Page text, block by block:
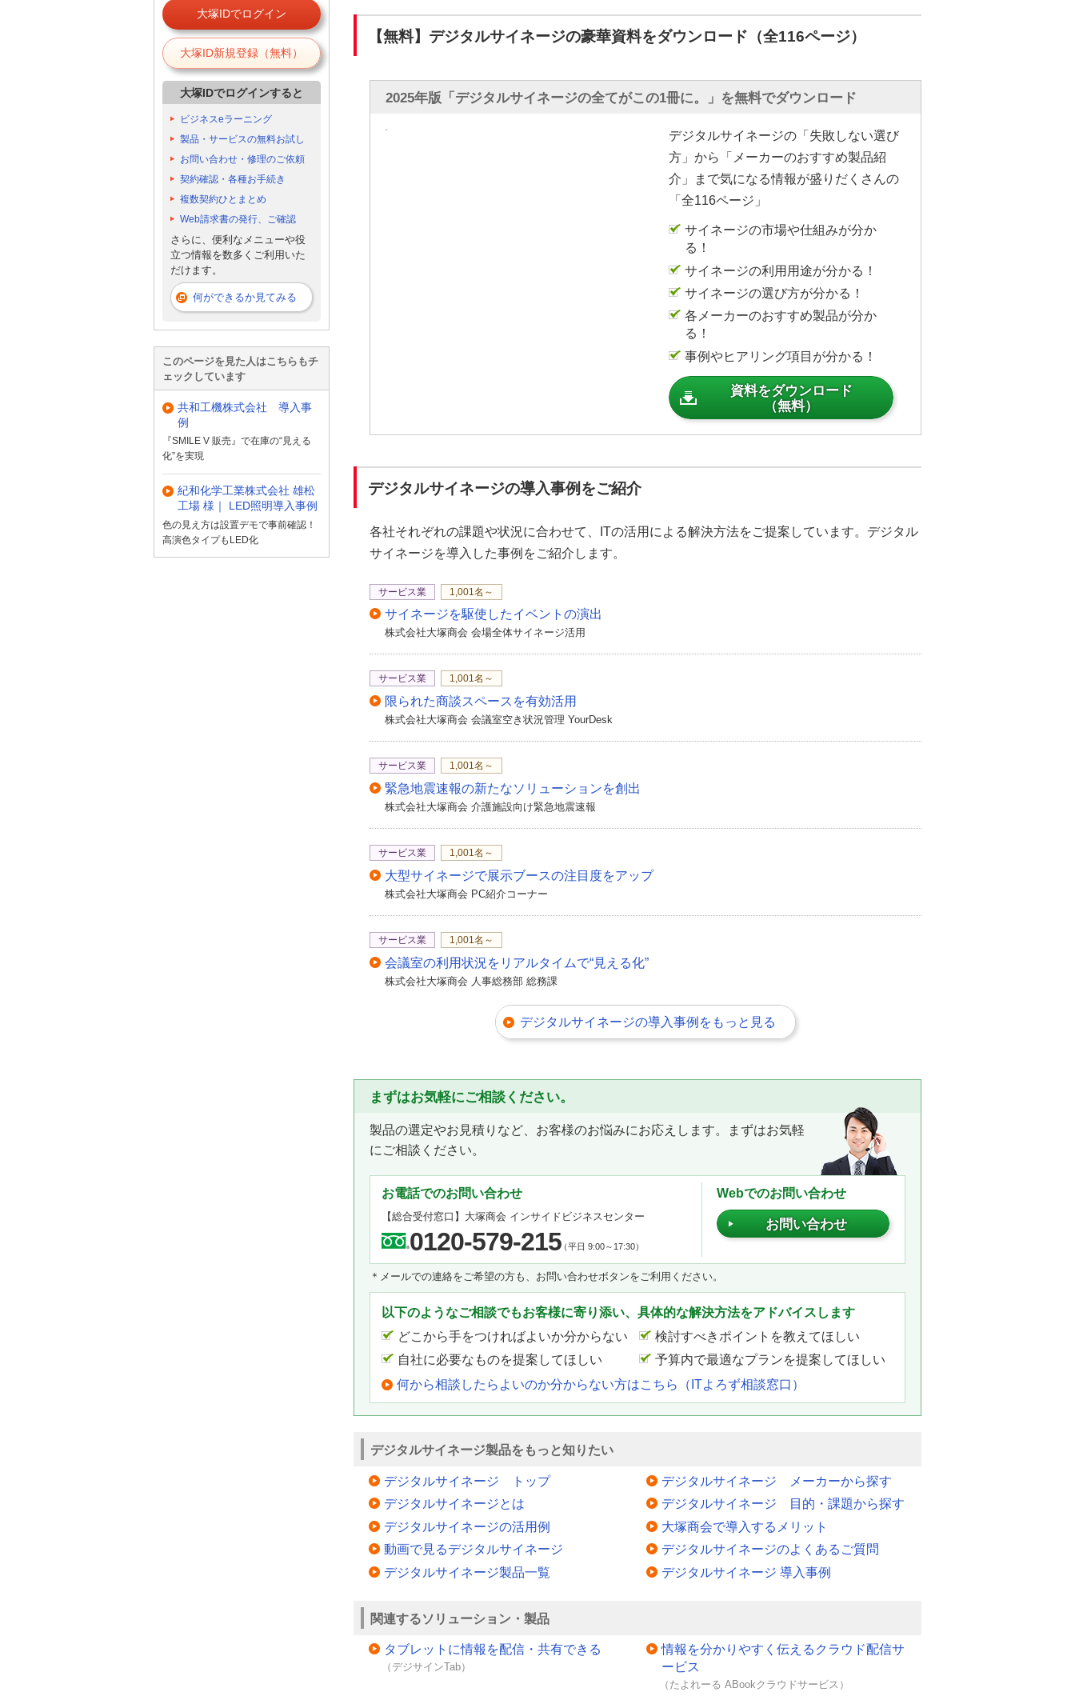
置」をはじめ、会場の設備などの案内を表示しています。
50インチディスプレイを4面接続してマルチディスプレイ
とし、約100インチの大画面を実現しています。
マルチディスプレイは、通常は対応する高価なディスプレ
イが必要です。サイネージとしてデータを出力する機材に
よって、安価な費用でマルチディスプレイが実現できま
マルチディスプレイでは表示データを、4面で一つの画
デジサインSTBX4は、マルチディスプレイ用にカスタマイ
ズされた商品です。この製品により安価にマルチディスプ
レイの環境を作成することができます。ビデオスイッチャ
ーなどの特別な機器は必要ありません。
展示会場に50インチ縦置きで天づり設置はインパクトがあ
ります。製品のキャッチコピーなどが少し遠目でも視認で
複数台のディスプレイにより来客者の認知度が上がりま
イントを自由に表示できます。
例はステージのセミナーの案内を一斉に配信しています。
この例ではディスプレイの裏側の天づり金具に取り付けて
います。配線なども見えてしまうので、収納ボックスにい
店舗ではスペースの問題も考慮して、可動式の縦置きディ
スプレイスタンドでアピールできます。紙のポスターと違
い、画面は明るく、複数枚のデザインやアニメーションな
店舗の入り口付近の体温測定機器、消毒液の設置場所など
を組み合わせ編集はパワーポイントで使っています。デジ
ことが可能です。
【無料】デジタルサイネージの豪華資料をダウンロード（全116ページ）
2025年版「デジタルサイネージの全てがこの1冊に。」を無料でダウンロード
デジタルサイネージの「失敗しない選び
方」から「メーカーのおすすめ製品紹
介」まで気になる情報が盛りだくさんの
「全116ページ」
サイネージの市場や仕組みが分か
る！
サイネージの利用用途が分かる！
サイネージの選び方が分かる！
各メーカーのおすすめ製品が分か
る！
事例やヒアリング項目が分かる！
資料をダウンロード
（無料）
デジタルサイネージの導入事例をご紹介
各社それぞれの課題や状況に合わせて、ITの活用による解決方法をご提案しています。デジタル
サイネージを導入した事例をご紹介します。
サービス業 1,001名～
サイネージを駆使したイベントの演出
株式会社大塚商会 会場全体サイネージ活用
サービス業 1,001名～
限られた商談スペースを有効活用
株式会社大塚商会 会議室空き状況管理 YourDesk
サービス業 1,001名～
緊急地震速報の新たなソリューションを創出
株式会社大塚商会 介護施設向け緊急地震速報
サービス業 1,001名～
大型サイネージで展示ブースの注目度をアップ
株式会社大塚商会 PC紹介コーナー
サービス業 1,001名～
会議室の利用状況をリアルタイムで“見える化”
株式会社大塚商会 人事総務部 総務課
デジタルサイネージの導入事例をもっと見る
まずはお気軽にご相談ください。
製品の選定やお見積りなど、お客様のお悩みにお応えします。まずはお気軽
にご相談ください。
お電話でのお問い合わせ
【総合受付窓口】 大塚商会 インサイドビジネスセンター
0120-579-215（平日 9:00～17:30）
Webでのお問い合わせ
お問い合わせ
＊メールでの連絡をご希望の方も、お問い合わせボタンをご利用ください。
以下のようなご相談でもお客様に寄り添い、具体的な解決方法をアドバイスします
どこから手をつければよいか分からない
検討すべきポイントを教えてほしい
自社に必要なものを提案してほしい
予算内で最適なプランを提案してほしい
何から相談したらよいのか分からない方はこちら（ITよろず相談窓口）
デジタルサイネージ製品をもっと知りたい
デジタルサイネージ トップ
デジタルサイネージとは
デジタルサイネージの活用例
動画で見るデジタルサイネージ
デジタルサイネージ製品一覧
デジタルサイネージ メーカーから探す
デジタルサイネージ 目的・課題から探す
大塚商会で導入するメリット
デジタルサイネージのよくあるご質問
デジタルサイネージ 導入事例
関連するソリューション・製品
タブレットに情報を配信・共有できる
（デジサインTab）
情報を分かりやすく伝えるクラウド配信サ
ービス
（たよれーる ABookクラウドサービス）
大塚IDでログイン
大塚ID新規登録（無料）
大塚IDでログインすると
ビジネスeラーニング
製品・サービスの無料お試し
お問い合わせ・修理のご依頼
契約確認・各種お手続き
複数契約ひとまとめ
Web請求書の発行、ご確認
さらに、便利なメニューや役
立つ情報を数多くご利用いた
だけます。
何ができるか見てみる
このページを見た人はこちらもチ
ェックしています
共和工機株式会社 導入事
例
『SMILE V 販売』で在庫の“見える
化”を実現
紀和化学工業株式会社 雄松
工場 様｜ LED照明導入事例
色の見え方は設置デモで事前確認！
高演色タイプもLED化